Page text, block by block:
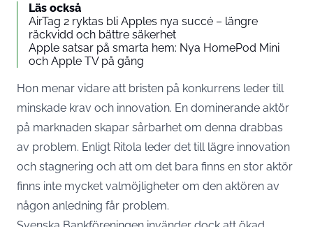
Läs också
AirTag 2 ryktas bli Apples nya succé – längre
räckvidd och bättre säkerhet
Apple satsar på smarta hem: Nya HomePod Mini
och Apple TV på gång
Hon menar vidare att bristen på konkurrens leder till
minskade krav och innovation. En dominerande aktör
på marknaden skapar sårbarhet om denna drabbas
av problem. Enligt Ritola leder det till lägre innovation
och stagnering och att om det bara finns en stor aktör
finns inte mycket valmöjligheter om den aktören av
någon anledning får problem.